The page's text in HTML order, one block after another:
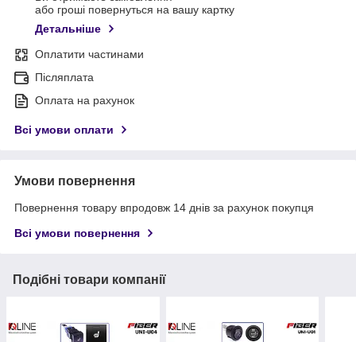
або гроші повернуться на вашу картку
Детальніше
Оплатити частинами
Післяплата
Оплата на рахунок
Всі умови оплати
Умови повернення
Повернення товару впродовж 14 днів за рахунок покупця
Всі умови повернення
Подібні товари компанії